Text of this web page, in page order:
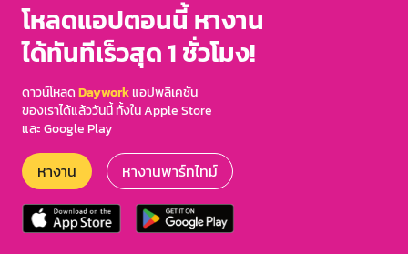
โหลดแอปตอนนี้ หางาน
ได้ทันทีเร็วสุด 1 ชั่วโมง!
ดาวน์โหลดDayworkแอปพลิเคชัน
ของเราได้แล้ววันนี้ ทั้งใน Apple Store
และ Google Play
หางาน หางานพาร์ทไทม์